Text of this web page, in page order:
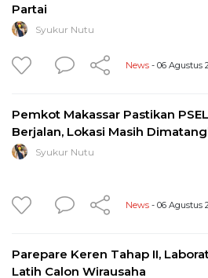
Partai
Syukur Nutu
News - 06 Agustus
Pemkot Makassar Pastikan
Berjalan, Lokasi Masih
Syukur Nutu
News - 06 Agustus
Parepare Keren Tahap II,
Latih Calon Wirausaha